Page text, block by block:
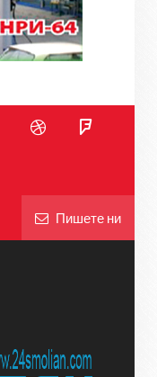
Пишете ни